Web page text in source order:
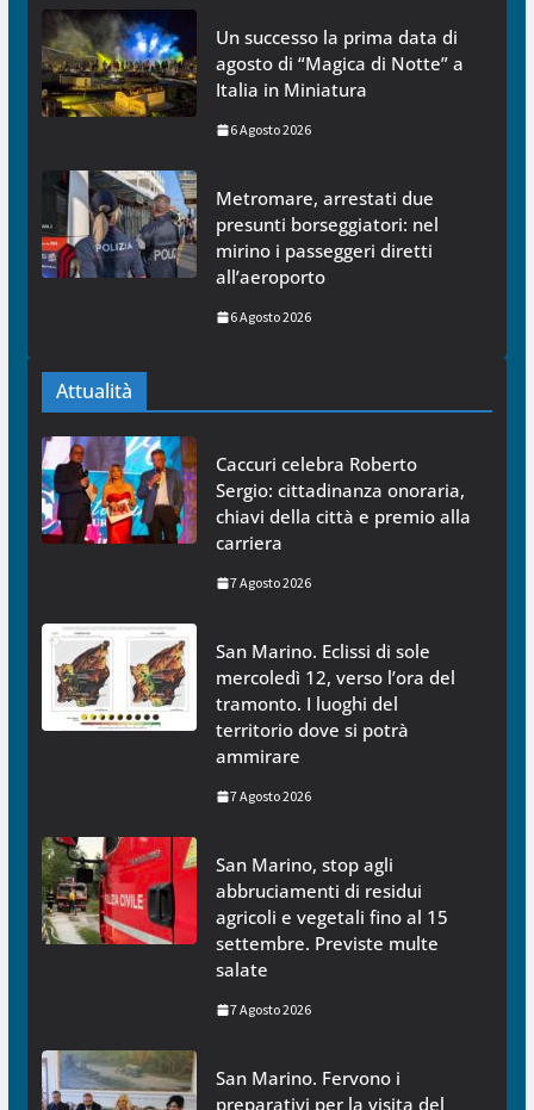
Un successo la prima data di
agosto di “Magica di Notte” a
Italia in Miniatura
6 Agosto 2026
Metromare, arrestati due
presunti borseggiatori: nel
mirino i passeggeri diretti
all’aeroporto
6 Agosto 2026
Attualità
Caccuri celebra Roberto
Sergio: cittadinanza onoraria,
chiavi della città e premio alla
carriera
7 Agosto 2026
San Marino. Eclissi di sole
mercoledì 12, verso l’ora del
tramonto. I luoghi del
territorio dove si potrà
ammirare
7 Agosto 2026
San Marino, stop agli
abbruciamenti di residui
agricoli e vegetali fino al 15
settembre. Previste multe
salate
7 Agosto 2026
San Marino. Fervono i
preparativi per la visita del